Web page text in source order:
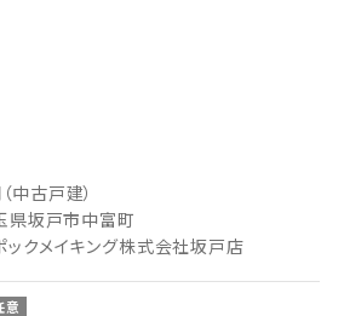
古戸建）
県坂戸市中富町
ックメイキング株式会社坂戸店
意